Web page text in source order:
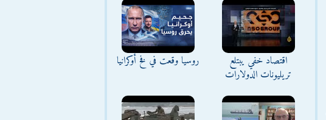
اقتصاد خفي يبتلع
تريليونات الدولارات
روسيا وقعت في فخ أوكرانيا